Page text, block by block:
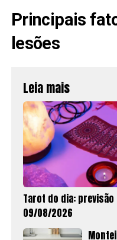
Principais
lesões
Leia mais
Tarot do dia:
09/08/2026